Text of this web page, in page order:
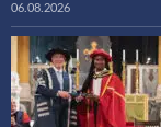
06.08.2026